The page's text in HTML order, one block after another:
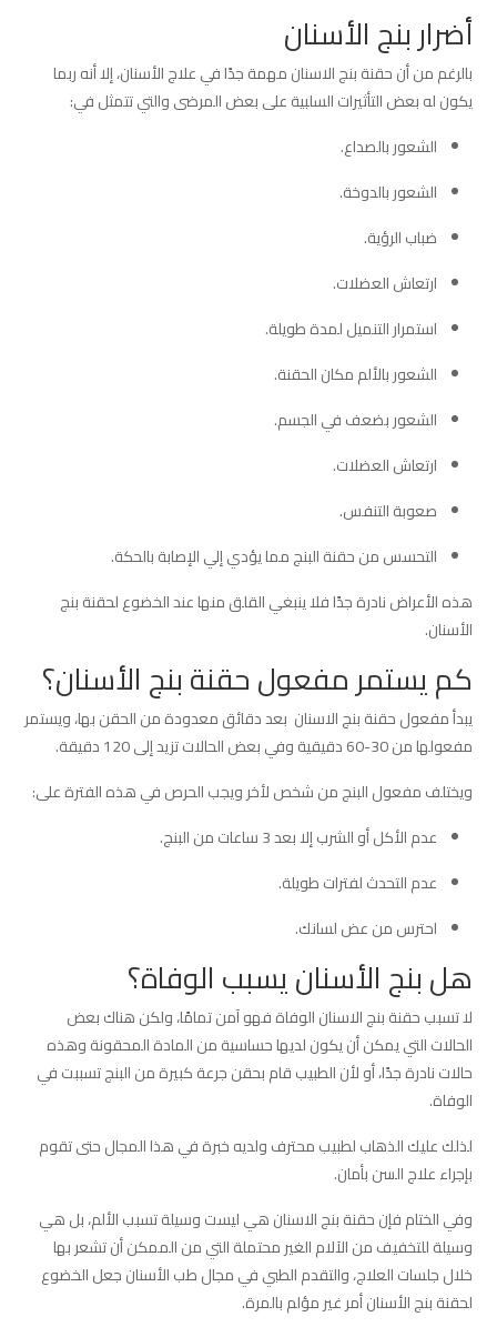
أضرار بنج الأسنان
بالرغم من أن حقنة بنج الاسنان مهمة جدًا في علاج الأسنان، إلا أنه ربما
يكون له بعض التأثيرات السلبية على بعض المرضى والتي تتمثل في:
الشعور بالصداع.
الشعور بالدوخة.
ضباب الرؤية.
ارتعاش العضلات.
استمرار التنميل لمدة طويلة.
الشعور بالألم مكان الحقنة.
الشعور بضعف في الجسم.
ارتعاش العضلات.
صعوبة التنفس.
التحسس من حقنة البنج مما يؤدي إلي الإصابة بالحكة.
هذه الأعراض نادرة جدًا فلا ينبغي القلق منها عند الخضوع لحقنة بنج
الأسنان.
كم يستمر مفعول حقنة بنج الأسنان؟
يبدأ مفعول حقنة بنج الاسنان بعد دقائق معدودة من الحقن بها، ويستمر
مفعولها من 30-60 دقيقية وفي بعض الحالات تزيد إلى 120 دقيقة.
ويختلف مفعول البنج من شخص لأخر ويجب الحرص في هذه الفترة على:
عدم الأكل أو الشرب إلا بعد 3 ساعات من البنج.
عدم التحدث لفترات طويلة.
احترس من عض لسانك.
هل بنج الأسنان يسبب الوفاة؟
لا تسبب حقنة بنج الاسنان الوفاة فهو آمن تمامًا، ولكن هناك بعض
الحالات التي يمكن أن يكون لديها حساسية من المادة المحقونة وهذه
حالات نادرة جدًا، أو لأن الطبيب قام بحقن جرعة كبيرة من البنج تسببت في
الوفاة.
لذلك عليك الذهاب لطبيب محترف ولديه خبرة في هذا المجال حتى تقوم
بإجراء علاج السن بأمان.
وفي الختام فإن حقنة بنج الاسنان هي ليست وسيلة تسبب الألم، بل هي
وسيلة للتخفيف من الآلام الغير محتملة التي من الممكن أن تشعر بها
خلال جلسات العلاج، والتقدم الطبي في مجال طب الأسنان جعل الخضوع
لحقنة بنج الأسنان أمر غير مؤلم بالمرة.